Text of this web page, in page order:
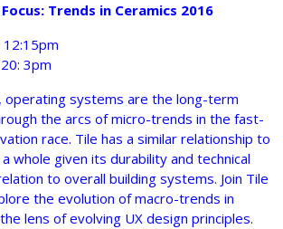
Trends in Ceramics 2016
12:15pm
3pm
operating systems are the long-term
the arcs of micro-trends in the fast-
race. Tile has a similar relationship to
whole given its durability and technical
to overall building systems. Join Tile
the evolution of macro-trends in
lens of evolving UX design principles.